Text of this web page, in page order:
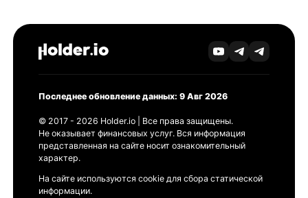
Последнее обновление данных: 9 Авг 2026
© 2017 - 2026 Holder.io | Все права защищены.
Не оказывает финансовых услуг. Вся информация
представленная на сайте носит ознакомительный
характер.
На сайте используются cookie для сбора статической
информации.